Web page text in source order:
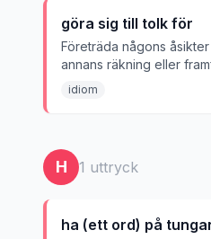
göra sig till tolk för
Företräda någons
annans räkning eller
vägnar.
idiom
H 1 uttryck
ha (ett ord) på